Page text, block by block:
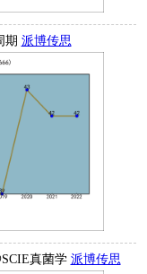
期 派博传思
真菌学 派博传思